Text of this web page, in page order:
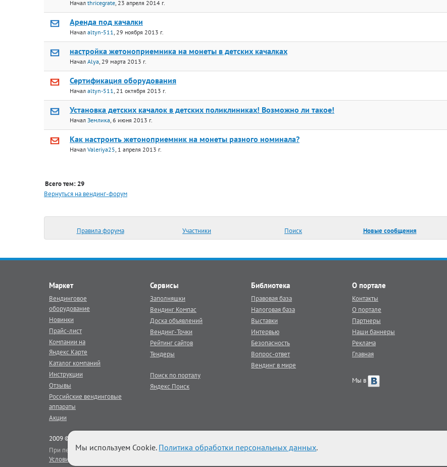
Начал thricegrate, 23 апреля 2014 г.
Аренда под качалки
Начал altyn-511, 29 ноября 2013 г.
настройка жетоноприемника на монеты в детских качалках
Начал Alya, 29 марта 2013 г.
Сертификация оборудования
Начал altyn-511, 21 октября 2013 г.
Установка детских качалок в детских поликлиниках! Возможно ли такое!
Начал Землика, 6 июня 2013 г.
Как настроить жетоноприемник на монеты разного номинала?
Начал Valeriya25, 1 апреля 2013 г.
Всего тем: 29
Вернуться на вендинг-форум
Правила форума Участники Поиск Новые сообщения
Маркет
Вендинговое
оборудование
Новинки
Прайс-лист
Компании на
Яндекс.Карте
Каталог компаний
Инструкции
Отзывы
Российские вендинговые
аппараты
Акции
Сервисы
Заполняшки
Вендинг.Компас
Доска объявлений
Вендинг-Точки
Рейтинг сайтов
Тендеры
Поиск по порталу
Яндекс.Поиск
Библиотека
Правовая база
Налоговая база
Выставки
Интервью
Безопасность
Вопрос-ответ
Вендинг в мире
О портале
Контакты
О портале
Партнеры
Наши баннеры
Реклама
Главная
Мы в
2009 © Век Вендинга - тематический
При перепечатке материалов портала активная гиперссылка на veq.ru обязательна.
Условия использования
Мы используем Cookie. Политика обработки персональных данных.